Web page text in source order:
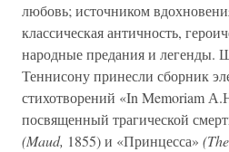
любовь; источником
классическая античность,
народные предания и легенды.
Теннисону принесли сборник
стихотворений «In Memoriam
посвященный трагической
(Maud, 1855) и «Принцесса»